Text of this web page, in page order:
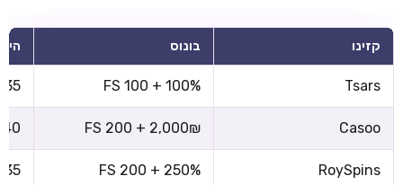
קזינו בונוס
Tsars
100% + 100 FS
Casoo
2,000₪ + 200 FS
RoySpins
250% + 200 FS